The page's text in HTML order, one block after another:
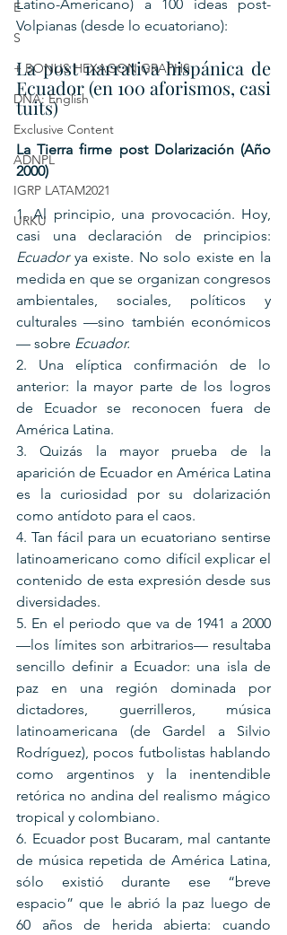
E
S
+ BONUS HEXAGON GRAPHS
DNA: English
Exclusive Content
ADNPL
IGRP LATAM2021
URKU
Latino-Americano) a 100 ideas post-
Volpianas (desde lo ecuatoriano):
La post narrativa hispánica de
Ecuador (en 100 aforismos, casi
tuits)
La Tierra firme post Dolarización (Año
2000)
1. Al principio, una provocación. Hoy,
Ecuador ya existe. No solo existe en la
medida en que se organizan congresos
ambientales, sociales, políticos y
culturales —sino también económicos
— sobre Ecuador.
2. Una elíptica confirmación de lo
anterior: la mayor parte de los logros
de Ecuador se reconocen fuera de
América Latina.
3. Quizás la mayor prueba de la
aparición de Ecuador en América Latina
es la curiosidad por su dolarización
como antídoto para el caos.
4. Tan fácil para un ecuatoriano sentirse
latinoamericano como difícil explicar el
contenido de esta expresión desde sus
diversidades.
5. En el periodo que va de 1941 a 2000
—los límites son arbitrarios— resultaba
sencillo definir a Ecuador: una isla de
paz en una región dominada por
dictadores, guerrilleros, música
latinoamericana (de Gardel a Silvio
Rodríguez), pocos futbolistas hablando
como argentinos y la inentendible
retórica no andina del realismo mágico
tropical y colombiano.
6. Ecuador post Bucaram, mal cantante
de música repetida de América Latina,
sólo existió durante ese “breve
espacio” que le abrió la paz luego de
60 años de herida abierta: cuando